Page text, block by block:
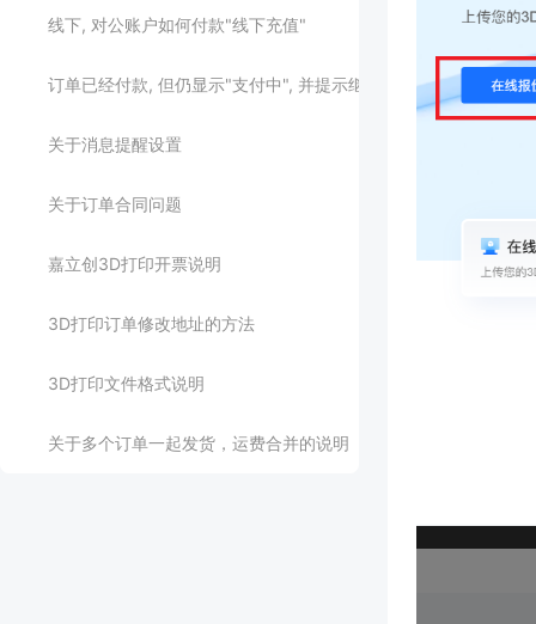
线下, 对公账户如何付款"线下充值"
订单已经付款, 但仍显示"支付中", 并提示继续支付?
关于消息提醒设置
关于订单合同问题
嘉立创3D打印开票说明
3D打印订单修改地址的方法
3D打印文件格式说明
关于多个订单一起发货，运费合并的说明